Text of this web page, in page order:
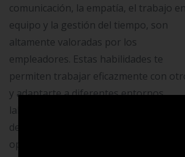
comunicación, la empatía, el trabajo en
equipo y la gestión del tiempo, son
altamente valoradas por los
empleadores. Estas habilidades te
permiten trabajar eficazmente con
y adaptarte a diferentes entornos
laborales. Considera tomar cursos de
desarrollo personal y buscar
oportunidades para practicar estas